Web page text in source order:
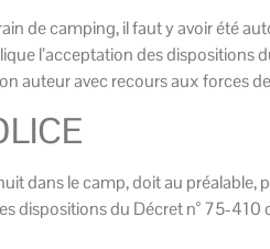
de camping, il faut y avoir été
l’acceptation des dispositions
auteur avec recours aux forces de
dans le camp, doit au préalable,
dispositions du Décret n° 75-